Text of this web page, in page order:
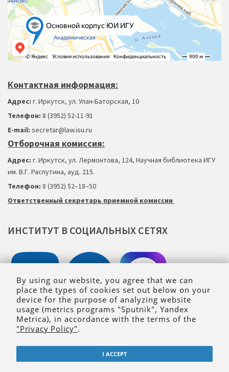
Контактная информация:
Адрес: г. Иркутск, ул. Улан-Баторская, 10
Телефон: 8 (3952) 52-11-91
Е-mail: secretar@law.isu.ru
Отборочная комиссия:
Адрес: г. Иркутск, ул. Лермонтова, 124, Научная библиотека ИГУ
им. В.Г. Распутина, ауд. 215.
Телефон: 8 (3952) 52–18–50
Ответственный секретарь приемной комиссии
ИНСТИТУТ В СОЦИАЛЬНЫХ СЕТЯХ
Сopyright © 2021 Юридический институт ИГУ
By using our website, you agree that we can
place the types of cookies set out below on your
device for the purpose of analyzing website
usage (metrics programs "Sputnik", Yandex
Metrica), in accordance with the terms of the
"Privacy Policy".
I ACCEPT